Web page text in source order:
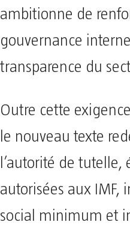
ambitionne de
gouvernance
transparence du
Outre cette
le nouveau texte
l’autorité de
autorisées aux IMF,
social minimum et